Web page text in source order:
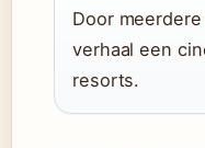
Door
verhaal een
resorts.